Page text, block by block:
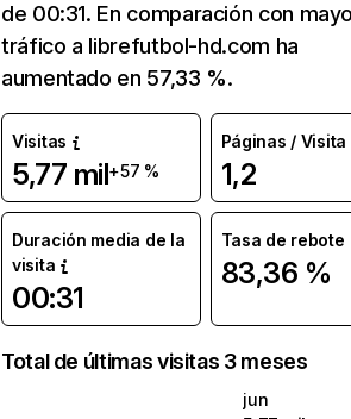
de 00:31. En comparación con
tráfico a librefutbol-hd.com ha
aumentado en 57,33 %.
Visitas
5,77 mil+57 %
Páginas / Visita
1,2
Duración media de la
visita
00:31
Tasa de rebote
83,36 %
Total de últimas visitas 3 meses
jun